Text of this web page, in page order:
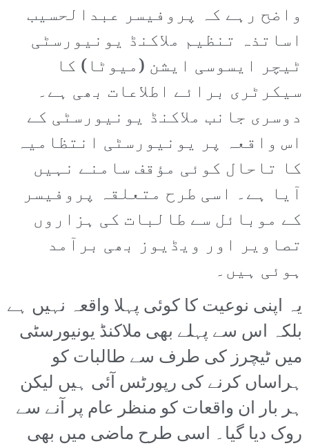
واضح رہے کہ پروفیسر عبدالحسیب
اساتذہ تنظیم ملاکنڈ یونیورسٹی
ٹیچر ایسوسی ایشن (میوٹا) کا
سیکرٹری برائے اطلاعات بھی ہے۔
دوسری جانب ملاکنڈ یونیورسٹی کے
اس واقعہ پر یونیورسٹی انتظامیہ
کا تاحال کوئی مؤقف سامنے نہیں
آیا ہے۔ اسی طرح متعلقہ پروفیسر
کے موبائل سے طالبات کی ہزاروں
تصاویر اور ویڈیوز بھی برآمد
ہوئی ہیں۔
یہ اپنی نوعیت کا کوئی پہلا واقعہ نہیں ہے
بلکہ اس سے پہلے بھی ملاکنڈ یونیورسٹی
میں ٹیچرز کی طرف سے طالبات کو
ہراساں کرنے کی رپورٹس آئی ہیں لیکن
ہر بار ان واقعات کو منظر عام پر آنے سے
روک دیا گیا۔ اسی طرح ماضی میں بھی